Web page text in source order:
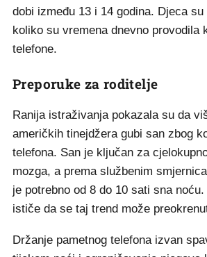
dobi između 13 i 14 godina. Djeca
koliko su vremena dnevno provodila
telefone.
Preporuke za roditelje
Ranija istraživanja pokazala su da
američkih tinejdžera gubi san zbog
telefona. San je ključan za
mozga, a prema službenim
je potrebno od 8 do 10 sati sna
ističe da se taj trend može
Držanje pametnog telefona izvan